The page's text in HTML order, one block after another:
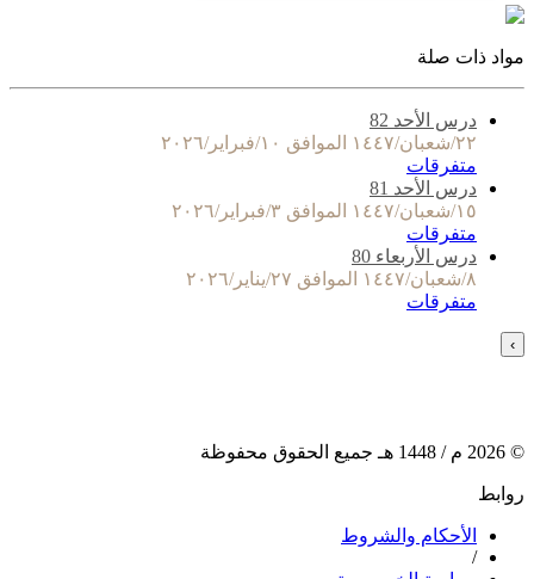
مواد ذات صلة
درس الأحد 82
٢٢/شعبان/١٤٤٧ الموافق ١٠/فبراير/٢٠٢٦
متفرقات
درس الأحد 81
١٥/شعبان/١٤٤٧ الموافق ٣/فبراير/٢٠٢٦
متفرقات
درس الأربعاء 80
٨/شعبان/١٤٤٧ الموافق ٢٧/يناير/٢٠٢٦
متفرقات
›
©
2026 م / 1448 هـ جميع الحقوق محفوظة
روابط
الأحكام والشروط
/